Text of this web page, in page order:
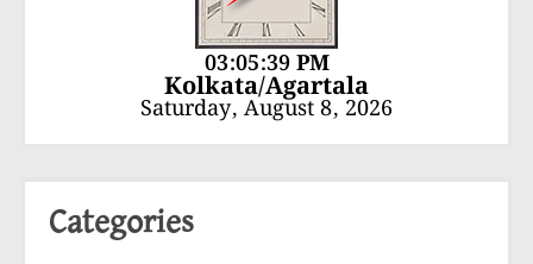
03:05:39 PM
Kolkata/Agartala
Saturday, August 8, 2026
Categories